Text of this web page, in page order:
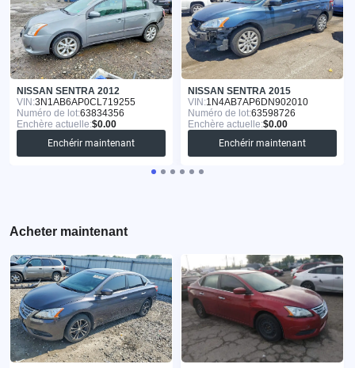
NISSAN SENTRA 2012
VIN:3N1AB6AP0CL719255
Numéro de lot:63834356
Enchère actuelle:$0.00
Enchérir maintenant
NISSAN SENTRA 2015
VIN:1N4AB7AP6DN902010
Numéro de lot:63598726
Enchère actuelle:$0.00
Enchérir maintenant
Acheter maintenant